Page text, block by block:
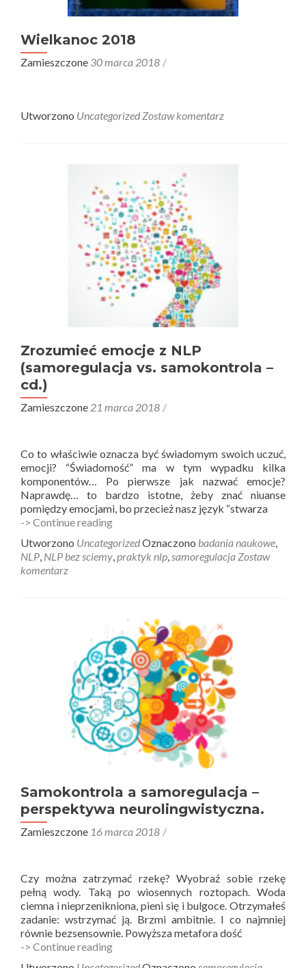
Wielkanoc 2018
Zamieszczone 30 marca 2018
Utworzono Uncategorized Zostaw komentarz
Zrozumieć emocje z NLP
(samoregulacja vs. samokontrola –
cd.)
Zamieszczone 21 marca 2018
Co to właściwie oznacza być świadomym swoich uczuć,
emocji? “Świadomość” ma w tym wypadku kilka
komponentów… Po pierwsze jak nazwać emocje?
Naprawdę… to bardzo istotne, żeby znać niuanse
pomiędzy emocjami, bo przecież nasz język “stwarza
-> Continue readingZrozumieć
z
NLP
cd.)
Utworzono UncategorizedOznaczono badania naukowe,
NLP, NLP bez sciemy,praktyk nlp,samoregulacja Zostaw
komentarz
Samokontrola a samoregulacja –
perspektywa neurolingwistyczna.
Zamieszczone 16 marca 2018
Czy można zatrzymać rzekę? Wyobraź sobie rzekę
pełną wody. Taką po wiosennych roztopach. Woda
ciemna i nieprzenikniona, pieni się i bulgoce. Otrzymałeś
zadanie: wstrzymać ją. Brzmi ambitnie. I co najmniej
równie bezsensownie. Powyższa metafora dość
-> Continue readingSamokontrola